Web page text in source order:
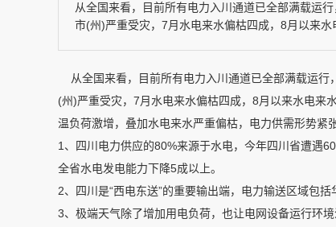
从全国来看，目前所有电力入川通道已全部满载运
市(州)严重受灾，7月水电来水偏枯四成，8月以来
从全国来看，目前所有电力入川通道已全部满载运行
(州)严重受灾，7月水电来水偏枯四成，8月以来水电来
温负荷激增，叠加水电来水严重偏枯，电力供需形势紧张
1、四川电力供应的80%来源于水电，今年四川省遭遇
全省水电发电能力下降5成以上。
2、四川是“西电东送”的重要输出端，电力输送区域包
3、极端天气除了增加用电负荷，也让电网设备运行环